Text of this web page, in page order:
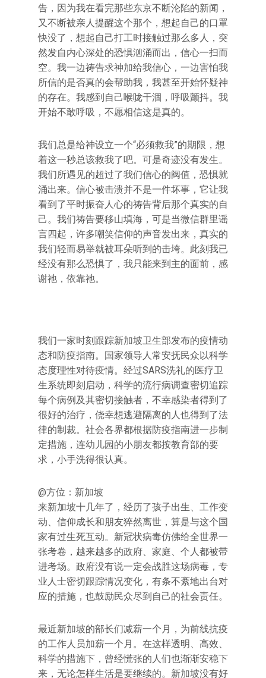
告，因为我在看完那些东京不断沦陷的新闻，
又不断被亲人提醒这个那个，想起自己的口罩
快没了，想起自己打工时接触过那么多人，突
然发自内心深处的恐惧汹涌而出，信心一扫而
空。我一边祷告求神加给我信心，一边害怕我
所信的是否真的会帮助我，我甚至开始怀疑神
的存在。我感到自己喉咙干涸，呼吸颤抖。我
开始不敢呼吸，不愿相信这是真的。
我们总是给神设立一个“必须救我”的期限，想
着这一秒总该救我了吧。可是奇迹没有发生。
我们所遇见的超过了我们信心的阀值，恐惧就
涌出来。信心被击溃并不是一件坏事，它让我
看到了平时振奋人心的祷告背后那个真实的自
己。我们祷告要移山填海，可是当微信群里谣
言四起，许多嘲笑信仰的声音发出来，真实的
我们轻而易举就被耳朵听到的击垮。此刻我已
经没有那么恐惧了，我只能来到主的面前，感
谢祂，依靠祂。
我们一家时刻跟踪新加坡卫生部发布的疫情动
态和防疫指南。国家领导人常安抚民众以科学
态度理性对待疫情。经过SARS洗礼的医疗卫
生系统即刻启动，科学的流行病调查密切追踪
每个病例及其密切接触者，不幸感染者得到了
很好的治疗，侥幸想逃避隔离的人也得到了法
律的制裁。社会各界都根据防疫指南进一步制
定措施，连幼儿园的小朋友都按教育部的要
求，小手洗得很认真。
@方位：新加坡
来新加坡十几年了，经历了孩子出生、工作变
动、信仰成长和朋友猝然离世，算是与这个国
家有过生死互动。新冠状病毒仿佛给全世界一
张考卷，越来越多的政府、家庭、个人都被带
进考场。政府没有说一定会战胜这场病毒，专
业人士密切跟踪情况变化，有条不紊地出台对
应的措施，也鼓励民众尽到自己的社会责任。
最近新加坡的部长们减薪一个月，为前线抗疫
的工作人员加薪一个月。在这样透明、高效、
科学的措施下，曾经慌张的人们也渐渐安稳下
来，无论怎样生活是要继续的。新加坡没有好